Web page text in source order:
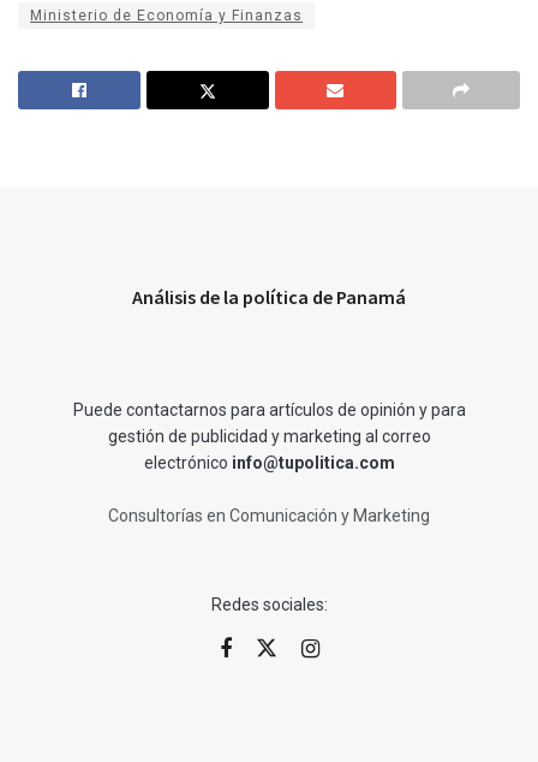
Ministerio de Economía y Finanzas
Análisis de la política de Panamá
Puede contactarnos para artículos de opinión y para
gestión de publicidad y marketing al correo
electrónico info@tupolitica.com
Consultorías en Comunicación y Marketing
Redes sociales: